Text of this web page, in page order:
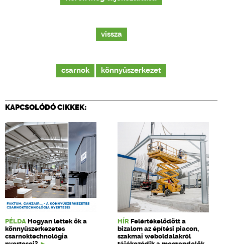
vissza
csarnok könnyűszerkezet
KAPCSOLÓDÓ CIKKEK:
PÉLDA Hogyan lettek ők a
könnyűszerkezetes
csarnoktechnológia
HÍR Felértékelődött a
bizalom az építési piacon,
szakmai weboldalakról